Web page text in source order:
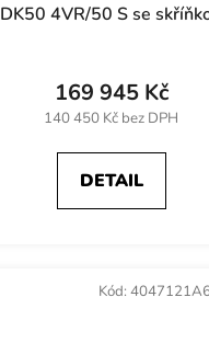
DK50 4VR/50 S se
140 450 Kč bez DPH
169 945 Kč
DETAIL
Kód: